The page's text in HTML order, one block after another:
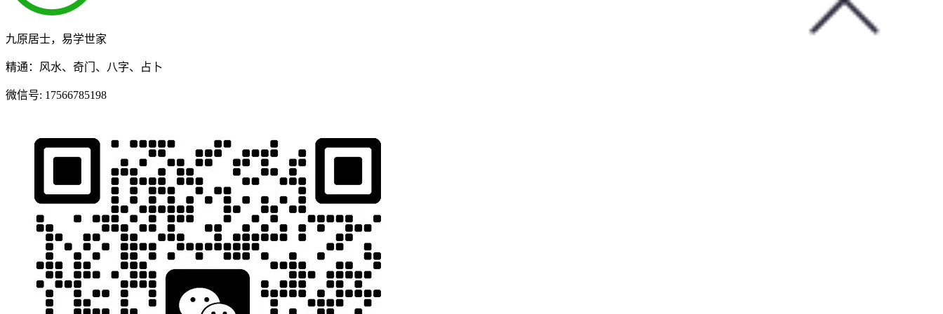
九原居士，易学世家
精通：风水、奇门、八字、占卜
微信号: 17566785198